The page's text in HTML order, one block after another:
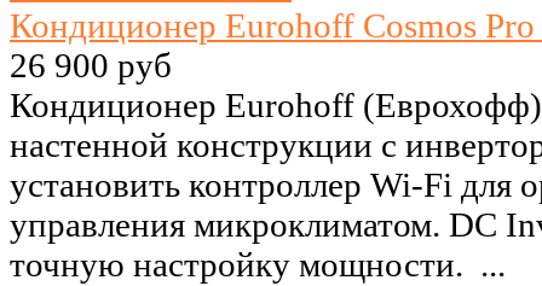
Кондиционер Eurohoff Cosmos
26 900 руб
Кондиционер Eurohoff
настенной конструкции с
установить контроллер Wi-Fi для
управления микроклиматом. DC
точную настройку мощности. ...